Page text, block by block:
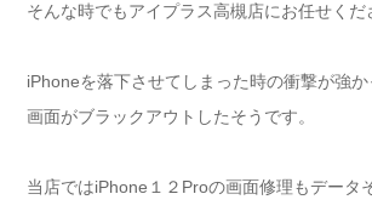
そんな時でもアイプラス高槻店にお任せくだ
iPhoneを落下させてしまった時の衝撃が強か
画面がブラックアウトしたそうです。
当店ではiPhone１２Proの画面修理もデータ